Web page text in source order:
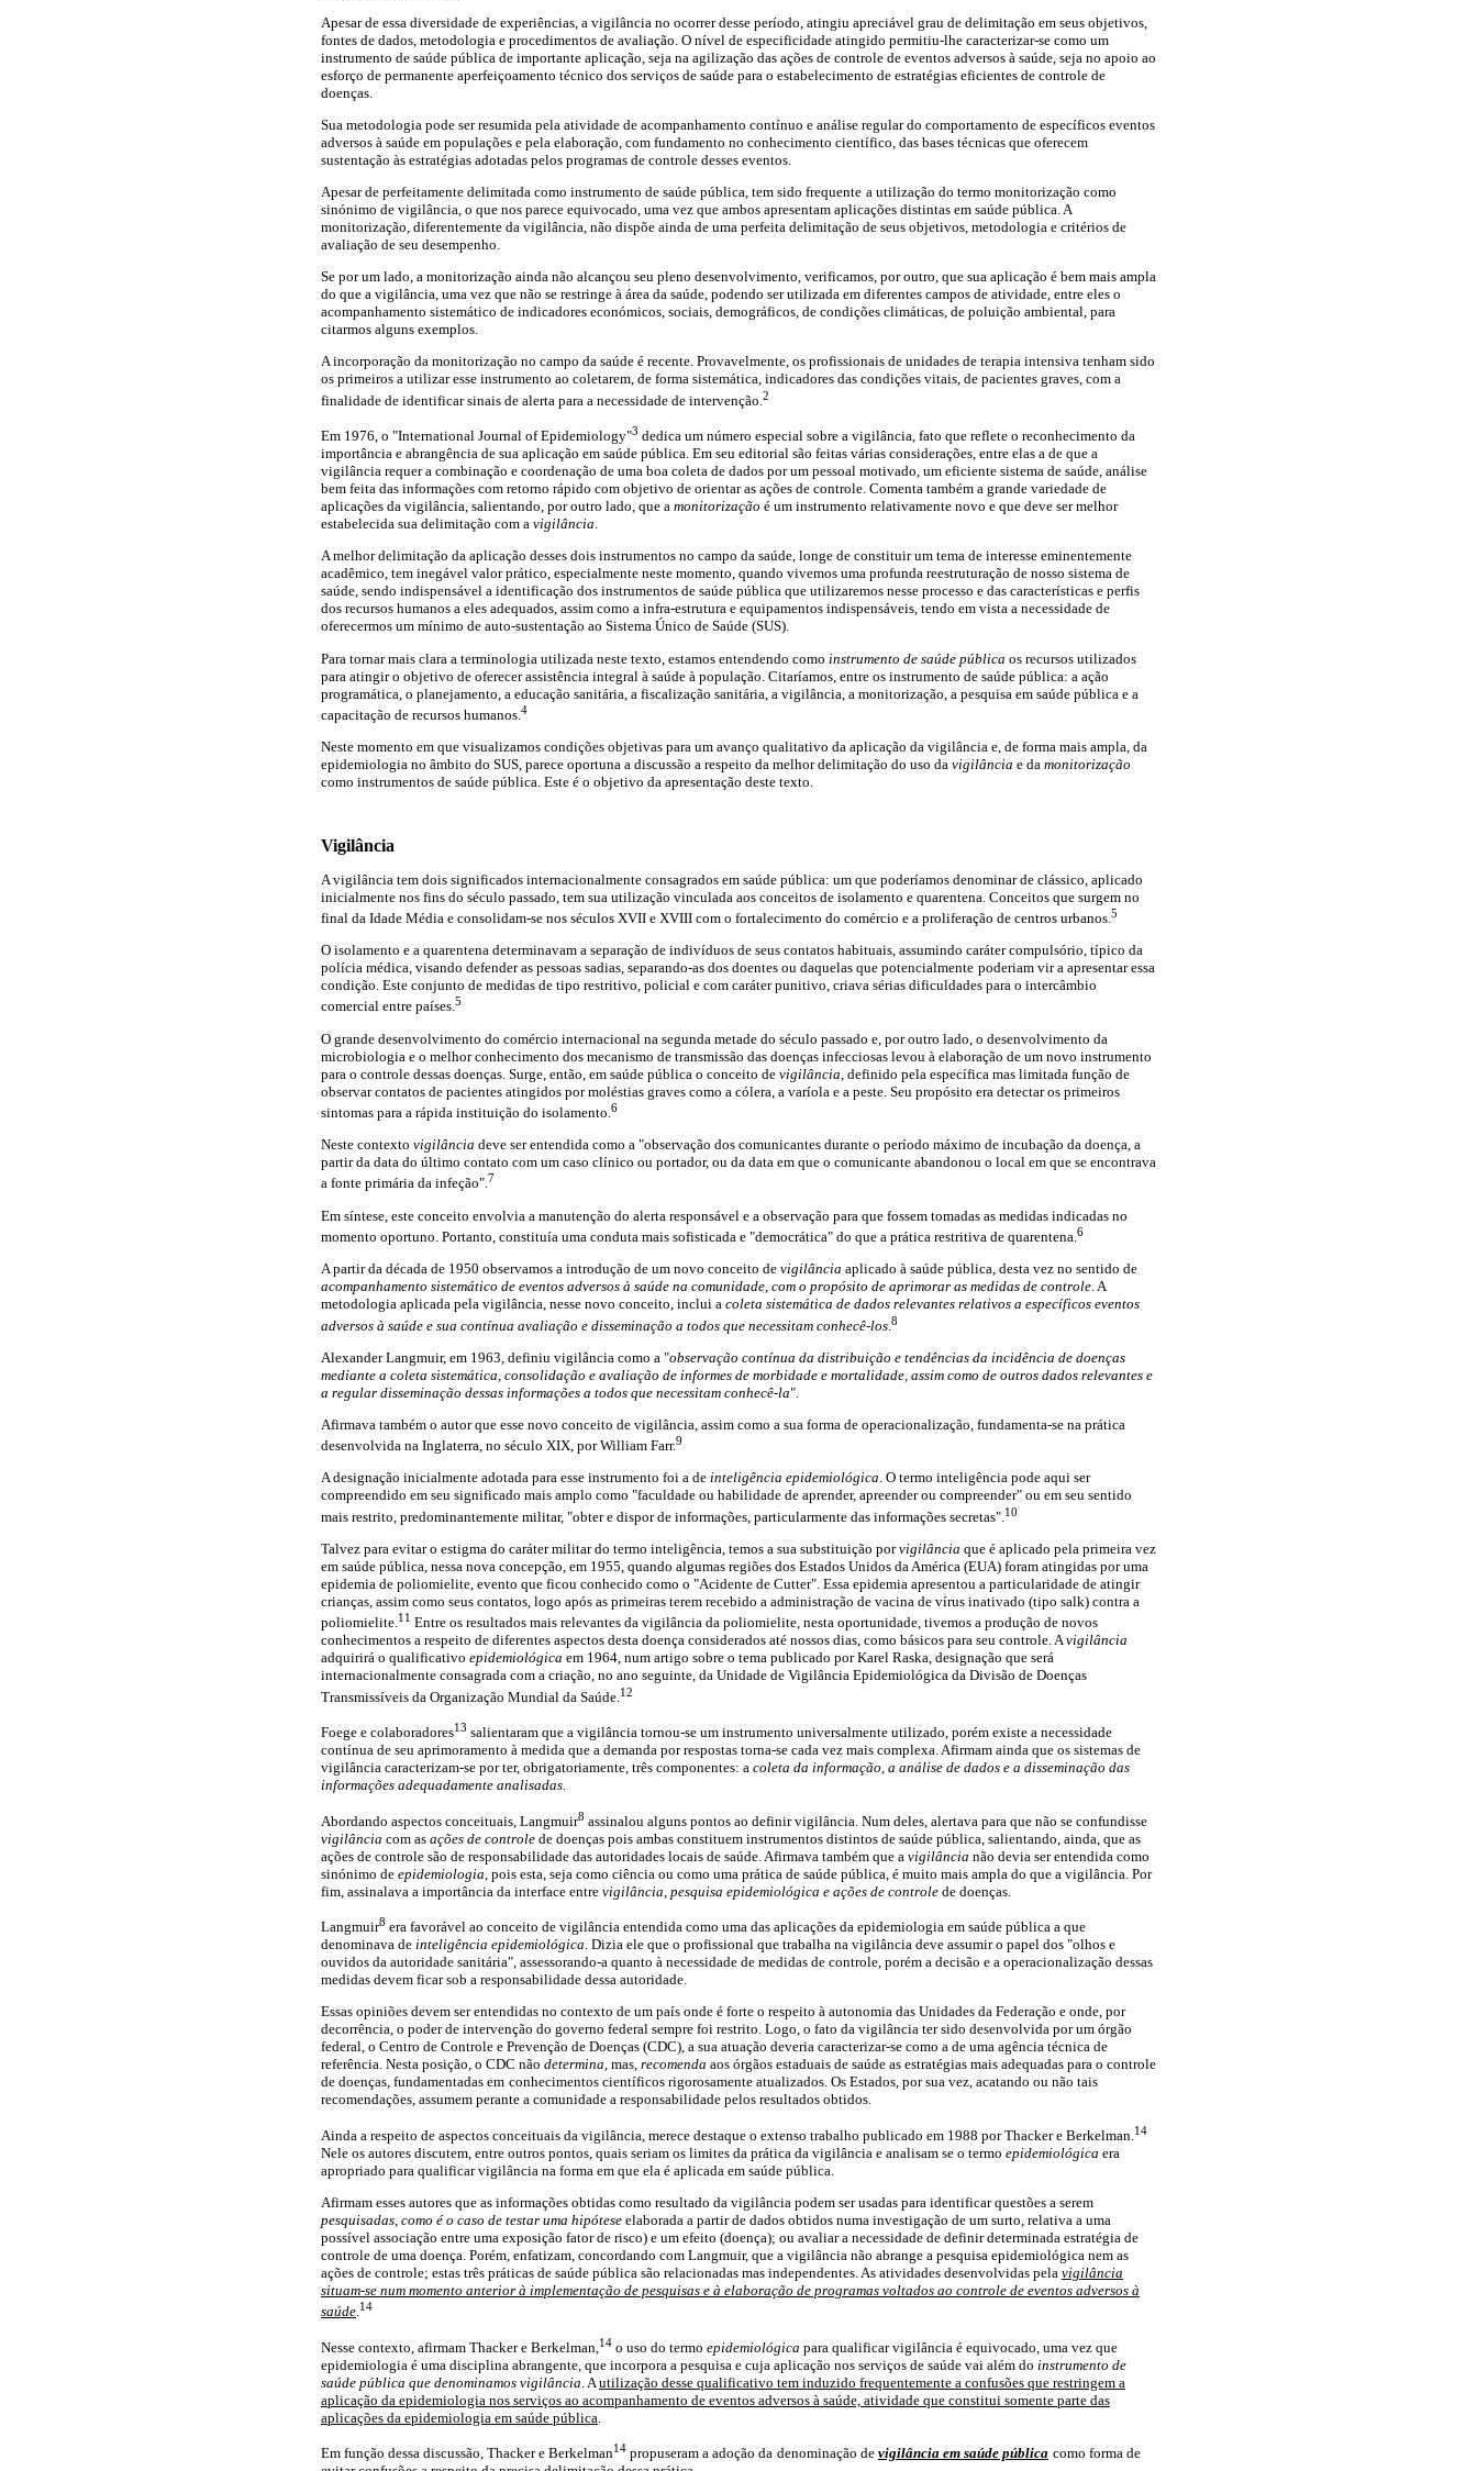
Apesar de essa diversidade de experiências, a vigilância no ocorrer desse período, atingiu apreciável grau de delimitação em seus objetivos,
fontes de dados, metodologia e procedimentos de avaliação. O nível de especificidade atingido permitiu-lhe caracterizar-se como um
instrumento de saúde pública de importante aplicação, seja na agilização das ações de controle de eventos adversos à saúde, seja no apoio ao
esforço de permanente aperfeiçoamento técnico dos serviços de saúde para o estabelecimento de estratégias eficientes de controle de
doenças.
Sua metodologia pode ser resumida pela atividade de acompanhamento contínuo e análise regular do comportamento de específicos eventos
adversos à saúde em populações e pela elaboração, com fundamento no conhecimento científico, das bases técnicas que oferecem
sustentação às estratégias adotadas pelos programas de controle desses eventos.
Apesar de perfeitamente delimitada como instrumento de saúde pública, tem sido frequente a utilização do termo monitorização como
sinónimo de vigilância, o que nos parece equivocado, uma vez que ambos apresentam aplicações distintas em saúde pública. A
monitorização, diferentemente da vigilância, não dispõe ainda de uma perfeita delimitação de seus objetivos, metodologia e critérios de
avaliação de seu desempenho.
Se por um lado, a monitorização ainda não alcançou seu pleno desenvolvimento, verificamos, por outro, que sua aplicação é bem mais ampla
do que a vigilância, uma vez que não se restringe à área da saúde, podendo ser utilizada em diferentes campos de atividade, entre eles o
acompanhamento sistemático de indicadores económicos, sociais, demográficos, de condições climáticas, de poluição ambiental, para
citarmos alguns exemplos.
A incorporação da monitorização no campo da saúde é recente. Provavelmente, os profissionais de unidades de terapia intensiva tenham sido
os primeiros a utilizar esse instrumento ao coletarem, de forma sistemática, indicadores das condições vitais, de pacientes graves, com a
finalidade de identificar sinais de alerta para a necessidade de intervenção. 2
Em 1976, o "International Journal of Epidemiology"3 dedica um número especial sobre a vigilância, fato que reflete o reconhecimento da
importância e abrangência de sua aplicação em saúde pública. Em seu editorial são feitas várias considerações, entre elas a de que a
vigilância requer a combinação e coordenação de uma boa coleta de dados por um pessoal motivado, um eficiente sistema de saúde, análise
bem feita das informações com retorno rápido com objetivo de orientar as ações de controle. Comenta também a grande variedade de
aplicações da vigilância, salientando, por outro lado, que a monitorização é um instrumento relativamente novo e que deve ser melhor
estabelecida sua delimitação com a vigilância.
A melhor delimitação da aplicação desses dois instrumentos no campo da saúde, longe de constituir um tema de interesse eminentemente
acadêmico, tem inegável valor prático, especialmente neste momento, quando vivemos uma profunda reestruturação de nosso sistema de
saúde, sendo indispensável a identificação dos instrumentos de saúde pública que utilizaremos nesse processo e das características e perfis
dos recursos humanos a eles adequados, assim como a infra-estrutura e equipamentos indispensáveis, tendo em vista a necessidade de
oferecermos um mínimo de auto-sustentação ao Sistema Único de Saúde (SUS).
Para tornar mais clara a terminologia utilizada neste texto, estamos entendendo como instrumento de saúde pública os recursos utilizados
para atingir o objetivo de oferecer assistência integral à saúde à população. Citaríamos, entre os instrumento de saúde pública: a ação
programática, o planejamento, a educação sanitária, a fiscalização sanitária, a vigilância, a monitorização, a pesquisa em saúde pública e a
capacitação de recursos humanos. 4
Neste momento em que visualizamos condições objetivas para um avanço qualitativo da aplicação da vigilância e, de forma mais ampla, da
epidemiologia no âmbito do SUS, parece oportuna a discussão a respeito da melhor delimitação do uso da vigilância e da monitorização
como instrumentos de saúde pública. Este é o objetivo da apresentação deste texto.
Vigilância
A vigilância tem dois significados internacionalmente consagrados em saúde pública: um que poderíamos denominar de clássico, aplicado
inicialmente nos fins do século passado, tem sua utilização vinculada aos conceitos de isolamento e quarentena. Conceitos que surgem no
final da Idade Média e consolidam-se nos séculos XVII e XVIII com o fortalecimento do comércio e a proliferação de centros urbanos. 5
O isolamento e a quarentena determinavam a separação de indivíduos de seus contatos habituais, assumindo caráter compulsório, típico da
polícia médica, visando defender as pessoas sadias, separando-as dos doentes ou daquelas que potencialmente poderiam vir a apresentar essa
condição. Este conjunto de medidas de tipo restritivo, policial e com caráter punitivo, criava sérias dificuldades para o intercâmbio
comercial entre países.5
O grande desenvolvimento do comércio internacional na segunda metade do século passado e, por outro lado, o desenvolvimento da
microbiologia e o melhor conhecimento dos mecanismo de transmissão das doenças infecciosas levou à elaboração de um novo instrumento
para o controle dessas doenças. Surge, então, em saúde pública o conceito de vigilância , definido pela específica mas limitada função de
observar contatos de pacientes atingidos por moléstias graves como a cólera, a varíola e a peste. Seu propósito era detectar os primeiros
sintomas para a rápida instituição do isolamento. 6
Neste contexto vigilância deve ser entendida como a "observação dos comunicantes durante o período máximo de incubação da doença, a
partir da data do último contato com um caso clínico ou portador, ou da data em que o comunicante abandonou o local em que se encontrava
a fonte primária da infeção".7
Em síntese, este conceito envolvia a manutenção do alerta responsável e a observação para que fossem tomadas as medidas indicadas no
momento oportuno. Portanto, constituía uma conduta mais sofisticada e "democrática" do que a prática restritiva de quarentena. 6
A partir da década de 1950 observamos a introdução de um novo conceito de vigilância aplicado à saúde pública, desta vez no sentido de
acompanhamento sistemático de eventos adversos à saúde na comunidade, com o propósito de aprimorar as medidas de controle. A
metodologia aplicada pela vigilância, nesse novo conceito, inclui a coleta sistemática de dados relevantes relativos a específicos eventos
adversos à saúde e sua contínua avaliação e disseminação a todos que necessitam conhecê-los 8
Alexander Langmuir, em 1963, definiu vigilância como a "observação contínua da distribuição e tendências da incidência de doenças
mediante a coleta sistemática, consolidação e avaliação de informes de morbidade e mortalidade, assim como de outros dados relevantes e
a regular disseminação dessas informações a todos que necessitam conhecê-la".
Afirmava também o autor que esse novo conceito de vigilância, assim como a sua forma de operacionalização, fundamenta-se na prática
desenvolvida na Inglaterra, no século XIX, por William Farr.9
A designação inicialmente adotada para esse instrumento foi a de inteligência epidemiológica. O termo inteligência pode aqui ser
compreendido em seu significado mais amplo como "faculdade ou habilidade de aprender, apreender ou compreender" ou em seu sentido
mais restrito, predominantemente militar, "obter e dispor de informações, particularmente das informações secretas". 10
Talvez para evitar o estigma do caráter militar do termo inteligência, temos a sua substituição porvigilância que é aplicado pela primeira vez
em saúde pública, nessa nova concepção, em 1955, quando algumas regiões dos Estados Unidos da América (EUA) foram atingidas por uma
epidemia de poliomielite, evento que ficou conhecido como o "Acidente de Cutter". Essa epidemia apresentou a particularidade de atingir
crianças, assim como seus contatos, logo após as primeiras terem recebido a administração de vacina de vírus inativado (tipo salk) contra a
poliomielite.11 Entre os resultados mais relevantes da vigilância da poliomielite, nesta oportunidade, tivemos a produção de novos
conhecimentos a respeito de diferentes aspectos desta doença considerados até nossos dias, como básicos para seu controle. Avigilância
adquirirá o qualificativo epidemiológica em 1964, num artigo sobre o tema publicado por Karel Raska, designação que será
internacionalmente consagrada com a criação, no ano seguinte, da Unidade de Vigilância Epidemiológica da Divisão de Doenças
Transmissíveis da Organização Mundial da Saúde. 12
Foege e colaboradores13 salientaram que a vigilância tornou-se um instrumento universalmente utilizado, porém existe a necessidade
contínua de seu aprimoramento à medida que a demanda por respostas torna-se cada vez mais complexa. Afirmam ainda que os sistemas de
vigilância caracterizam-se por ter, obrigatoriamente, três componentes: a coleta da informação, a análise de dados e a disseminação das
informações adequadamente analisadas.
Abordando aspectos conceituais, Langmuir8 assinalou alguns pontos ao definir vigilância. Num deles, alertava para que não se confundisse
vigilância com as ações de controle de doenças pois ambas constituem instrumentos distintos de saúde pública, salientando, ainda, que as
ações de controle são de responsabilidade das autoridades locais de saúde. Afirmava também que a vigilância não devia ser entendida como
sinónimo de epidemiologia , pois esta, seja como ciência ou como uma prática de saúde pública, é muito mais ampla do que a vigilância. Por
fim, assinalava a importância da interface entre vigilância, pesquisa epidemiológica e ações de controle de doenças.
Langmuir8 era favorável ao conceito de vigilância entendida como uma das aplicações da epidemiologia em saúde pública a que
denominava de inteligência epidemiológica. Dizia ele que o profissional que trabalha na vigilância deve assumir o papel dos "olhos e
ouvidos da autoridade sanitária", assessorando-a quanto à necessidade de medidas de controle, porém a decisão e a operacionalização dessas
medidas devem ficar sob a responsabilidade dessa autoridade.
Essas opiniões devem ser entendidas no contexto de um país onde é forte o respeito à autonomia das Unidades da Federação e onde, por
decorrência, o poder de intervenção do governo federal sempre foi restrito. Logo, o fato da vigilância ter sido desenvolvida por um órgão
federal, o Centro de Controle e Prevenção de Doenças (CDC), a sua atuação deveria caracterizar-se como a de uma agência técnica de
referência. Nesta posição, o CDC não determina, mas, recomenda aos órgãos estaduais de saúde as estratégias mais adequadas para o controle
de doenças, fundamentadas em conhecimentos científicos rigorosamente atualizados. Os Estados, por sua vez, acatando ou não tais
recomendações, assumem perante a comunidade a responsabilidade pelos resultados obtidos.
Ainda a respeito de aspectos conceituais da vigilância, merece destaque o extenso trabalho publicado em 1988 por Thacker e Berkelman. 14
Nele os autores discutem, entre outros pontos, quais seriam os limites da prática da vigilância e analisam se o termo epidemiológica era
apropriado para qualificar vigilância na forma em que ela é aplicada em saúde pública.
Afirmam esses autores que as informações obtidas como resultado da vigilância podem ser usadas para identificar questões a serem
pesquisadas, como é o caso de testar uma hipótese elaborada a partir de dados obtidos numa investigação de um surto, relativa a uma
possível associação entre uma exposição fator de risco) e um efeito (doença); ou avaliar a necessidade de definir determinada estratégia de
controle de uma doença. Porém, enfatizam, concordando com Langmuir, que a vigilância não abrange a pesquisa epidemiológica nem as
ações de controle; estas três práticas de saúde pública são relacionadas mas independentes. As atividades desenvolvidas pela vigilância
situam-se num momento anterior à implementação de pesquisas e à elaboração de programas voltados ao controle de eventos adversos à
saúde.14
Nesse contexto, afirmam Thacker e Berkelman, 14 o uso do termo epidemiológica para qualificar vigilância é equivocado, uma vez que
epidemiologia é uma disciplina abrangente, que incorpora a pesquisa e cuja aplicação nos serviços de saúde vai além do instrumento de
saúde pública que denominamos vigilância . A utilização desse qualificativo tem induzido frequentemente a confusões que restringem a
aplicação da epidemiologia nos serviços ao acompanhamento de eventos adversos à saúde, atividade que constitui somente parte das
aplicações da epidemiologia em saúde pública
Em função dessa discussão, Thacker e Berkelman14 propuseram a adoção da denominação de vigilância em saúde pública como forma de